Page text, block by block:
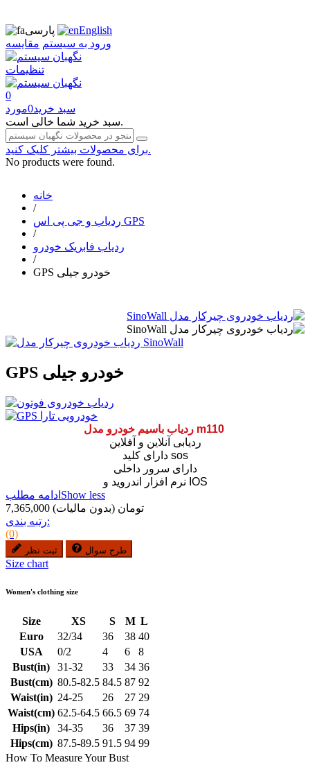
پارسی
English
ورود به سیستم مقایسه
تنظیمات
0
سبد خرید0مورد
سبد خرید شما خالی است.
برای محصولات بیشتر کلیک کنید.
No products were found.
خانه
/
ردیاب و جی پی اس GPS
/
ردیاب فابریک خودرو
/
GPS خودرو جیلی
GPS خودرو جیلی
ردیاب باسیم خودرو مدل m110
ردیابی آنلاین و آفلاین
دارای کلید sos
دارای سرور داخلی
نرم افزار اندروید و IOS
ادامه مطلب Show less
7,365,000 تومان (بدون مالیات)
رتبه بندی:
(0)
ثبت نظر طرح سوال
Size chart
Women's clothing size
Size XS S M L
Euro
32/34 36 38 40
USA
0/2 4 6
8
Bust(in)
31-32 33 34 36
Bust(cm) 80.5-82.5 84.5 87 92
Waist(in) 24-25 26 27 29
Waist(cm) 62.5-64.5 66.5 69 74
Hips(in)
34-35 36 37 39
Hips(cm) 87.5-89.5 91.5 94 99
How To Measure Your Bust